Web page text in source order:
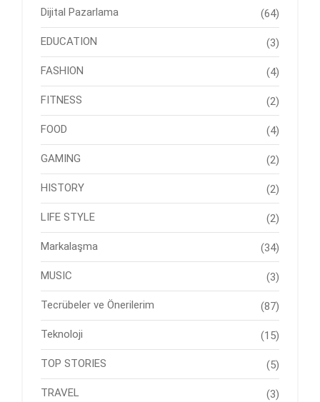
Dijital Pazarlama (64)
EDUCATION (3)
FASHION (4)
FITNESS (2)
FOOD (4)
GAMING (2)
HISTORY (2)
LIFE STYLE (2)
Markalaşma (34)
MUSIC (3)
Tecrübeler ve Önerilerim (87)
Teknoloji (15)
TOP STORIES (5)
TRAVEL (3)